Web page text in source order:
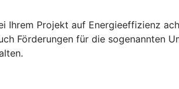
Projekt auf Energieeffizienz
Förderungen für die sogenannten